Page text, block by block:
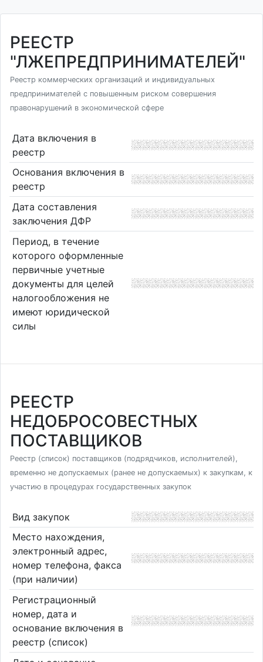
РЕЕСТР
"ЛЖЕПРЕДПРИНИМАТЕЛЕЙ"
Реестр коммерческих организаций и индивидуальных
предпринимателей с повышенным риском совершения
правонарушений в экономической сфере
Дата включения в
реестр
Основания включения в
реестр
Дата составления
заключения ДФР
Период, в течение
которого оформленные
первичные учетные
документы для целей
налогообложения не
имеют юридической
силы
РЕЕСТР
НЕДОБРОСОВЕСТНЫХ
ПОСТАВЩИКОВ
Реестр (список) поставщиков (подрядчиков, исполнителей),
временно не допускаемых (ранее не допускаемых) к закупкам, к
участию в процедурах государственных закупок
Вид закупок
Место нахождения,
электронный адрес,
номер телефона, факса
(при наличии)
Регистрационный
номер, дата и
основание включения в
реестр (список)